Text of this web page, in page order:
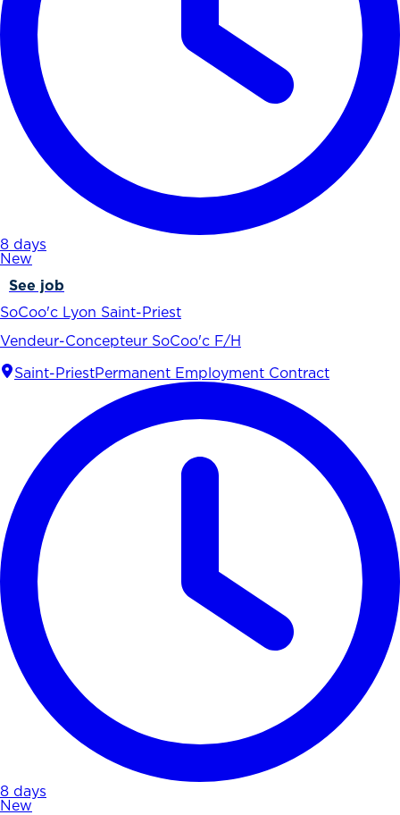
8 days
New
See job
SoCoo'c Lyon Saint-Priest
Vendeur-Concepteur SoCoo'c F/H
Saint-PriestPermanent Employment Contract
8 days
New